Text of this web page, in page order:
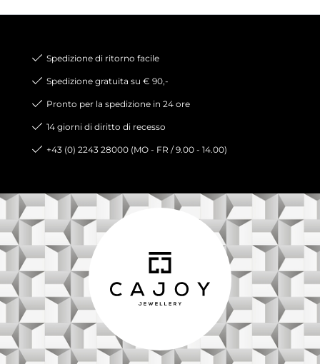
Spedizione di ritorno facile
Spedizione gratuita su € 90,-
Pronto per la spedizione in 24 ore
14 giorni di diritto di recesso
+43 (0) 2243 28000 (MO - FR / 9.00 - 14.00)